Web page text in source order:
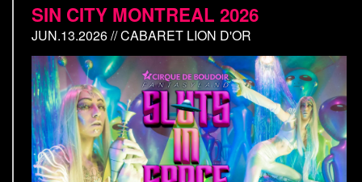
SIN CITY MONTREAL 2026
JUN.13.2026 // CABARET LION D'OR